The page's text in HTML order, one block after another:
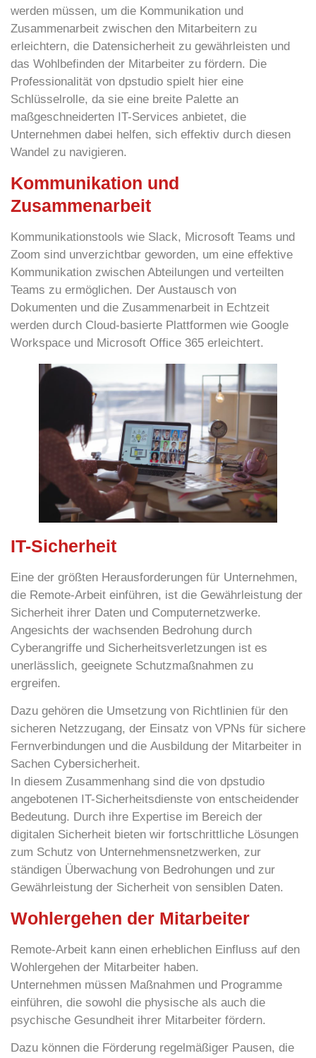
werden müssen, um die Kommunikation und
Zusammenarbeit zwischen den Mitarbeitern zu
erleichtern, die Datensicherheit zu gewährleisten und
das Wohlbefinden der Mitarbeiter zu fördern. Die
Professionalität von dpstudio spielt hier eine
Schlüsselrolle, da sie eine breite Palette an
maßgeschneiderten IT-Services anbietet, die
Unternehmen dabei helfen, sich effektiv durch diesen
Wandel zu navigieren.
Kommunikation und
Zusammenarbeit
Kommunikationstools wie Slack, Microsoft Teams und
Zoom sind unverzichtbar geworden, um eine effektive
Kommunikation zwischen Abteilungen und verteilten
Teams zu ermöglichen. Der Austausch von
Dokumenten und die Zusammenarbeit in Echtzeit
werden durch Cloud-basierte Plattformen wie Google
Workspace und Microsoft Office 365 erleichtert.
IT-Sicherheit
Eine der größten Herausforderungen für Unternehmen,
die Remote-Arbeit einführen, ist die Gewährleistung der
Sicherheit ihrer Daten und Computernetzwerke.
Angesichts der wachsenden Bedrohung durch
Cyberangriffe und Sicherheitsverletzungen ist es
unerlässlich, geeignete Schutzmaßnahmen zu
ergreifen.
Dazu gehören die Umsetzung von Richtlinien für den
sicheren Netzzugang, der Einsatz von VPNs für sichere
Fernverbindungen und die Ausbildung der Mitarbeiter in
Sachen Cybersicherheit.
In diesem Zusammenhang sind die von dpstudio
angebotenen IT-Sicherheitsdienste von entscheidender
Bedeutung. Durch ihre Expertise im Bereich der
digitalen Sicherheit bieten wir fortschrittliche Lösungen
zum Schutz von Unternehmensnetzwerken, zur
ständigen Überwachung von Bedrohungen und zur
Gewährleistung der Sicherheit von sensiblen Daten.
Wohlergehen der Mitarbeiter
Remote-Arbeit kann einen erheblichen Einfluss auf den
Wohlergehen der Mitarbeiter haben.
Unternehmen müssen Maßnahmen und Programme
einführen, die sowohl die physische als auch die
psychische Gesundheit ihrer Mitarbeiter fördern.
Dazu können die Förderung regelmäßiger Pausen, die